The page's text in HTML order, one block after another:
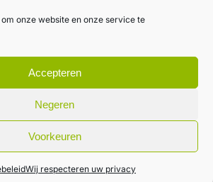
onze website en onze service te
Accepteren
Negeren
Voorkeuren
Wij respecteren uw privacy
aanvragen
veld naar je inbox.
|Privacybeleid| gemaakt met door
creativitijd